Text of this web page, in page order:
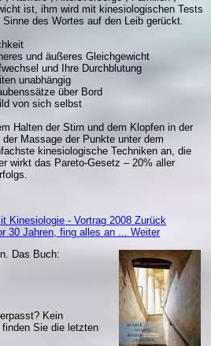
ist, ihm wird mit kinesiologischen Tests
des Wortes auf den Leib gerückt.
und äußeres Gleichgewicht
und Ihre Durchblutung
unabhängig
über Bord
von sich selbst
Halten der Stirn und dem Klopfen in der
Massage der Punkte unter dem
kinesiologische Techniken an, die
wirkt das Pareto-Gesetz – 20% aller
Kinesiologie - Vortrag 2008 Zurück
30 Jahren, fing alles an ... Weiter
Das Buch:
Kein
Sie die letzten